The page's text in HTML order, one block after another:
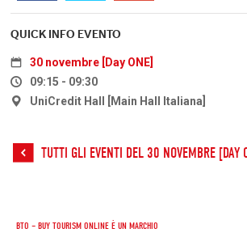
QUICK INFO EVENTO
30 novembre [Day ONE]
09:15 - 09:30
UniCredit Hall [Main Hall Italiana]
TUTTI GLI EVENTI DEL 30 NOVEMBRE [DAY
BTO – BUY TOURISM ONLINE È UN MARCHIO